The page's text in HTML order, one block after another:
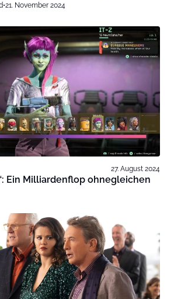
•21. November 2024
27. August 2024
Ein Milliardenflop ohnegleichen